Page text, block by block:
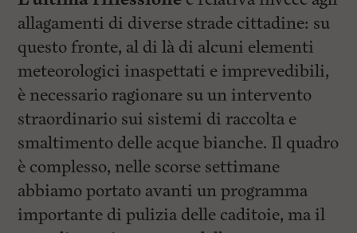
allagamenti di diverse strade cittadine: su
questo fronte, al di là di alcuni elementi
meteorologici inaspettati e imprevedibili,
è necessario ragionare su un intervento
straordinario sui sistemi di raccolta e
smaltimento delle acque bianche. Il quadro
è complesso, nelle scorse settimane
abbiamo portato avanti un programma
importante di pulizia delle caditoie, ma il